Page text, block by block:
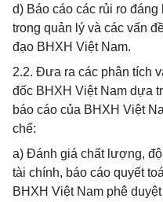
d) Báo cáo các rủi ro
trong quản lý và các vấn
đạo BHXH Việt Nam.
2.2. Đưa ra các phân tích
đốc BHXH Việt Nam dựa
báo cáo của BHXH Việt
chế:
a) Đánh giá chất lượng,
tài chính, báo cáo quyết
BHXH Việt Nam phê